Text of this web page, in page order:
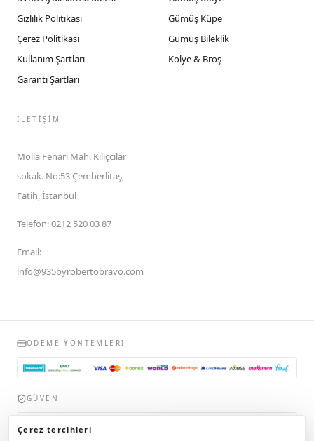
Gizlilik Politikası
Çerez Politikası
Kullanım Şartları
Garanti Şartları
Gümüş Küpe
Gümüş Bileklik
Kolye & Broş
İLETIŞIM
Molla Fenari Mah. Kılıçcılar
sokak. No:53 Çemberlitaş,
Fatih, İstanbul
Telefon:0212 520 03 87
Email:
info@935byrobertobravo.com
ÖDEME YÖNTEMLERI
GÜVEN
Sistemi (ETBİS)'ne kayıtlıdır.
Çerez tercihleri